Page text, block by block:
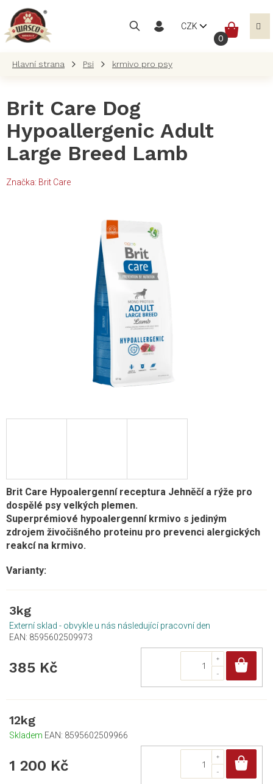
obsah
CZK
Psi krmivo pro psy
Brit Care Dog
Hypoallergenic Adult
Large Breed Lamb
Značka: Brit Care
Brit Care Hypoalergenní receptura Jehněčí a rýže pro
dospělé psy velkých plemen.
Superprémiové hypoalergenní krmivo s jediným
zdrojem živočišného proteinu pro prevenci alergických
reakcí na krmivo.
3kg
Externí sklad - obvykle u nás následující pracovní den
EAN: 8595602509973
385 Kč
12kg
Skladem EAN: 8595602509966
1 200 Kč